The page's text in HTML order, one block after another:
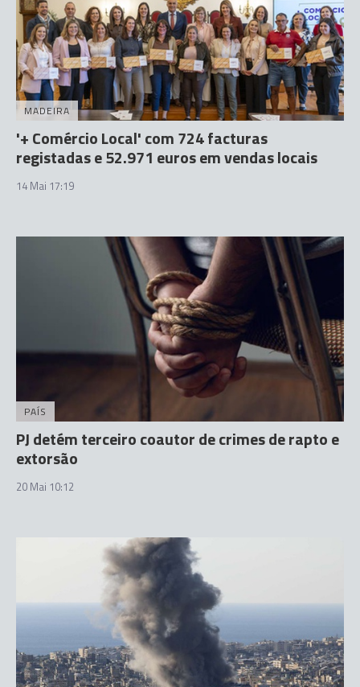
MADEIRA
'+ Comércio Local' com 724 facturas
registadas e 52.971 euros em vendas locais
14 Mai 17:19
PAÍS
PJ detém terceiro coautor de crimes de rapto e
extorsão
20 Mai 10:12